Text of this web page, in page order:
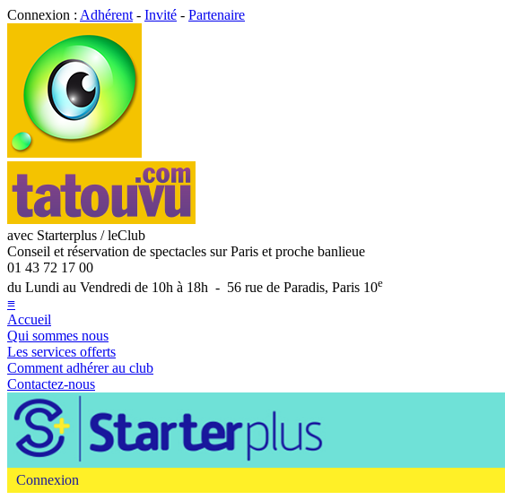
Connexion : Adhérent - Invité - Partenaire
avec Starterplus / leClub
Conseil et réservation de spectacles sur Paris et proche banlieue
01 43 72 17 00
du Lundi au Vendredi de 10h à 18h - 56 rue de Paradis, Paris 10e
≡
Accueil
Qui sommes nous
Les services offerts
Comment adhérer au club
Contactez-nous
Connexion